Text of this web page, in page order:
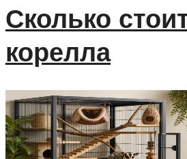
Сколько
корелла